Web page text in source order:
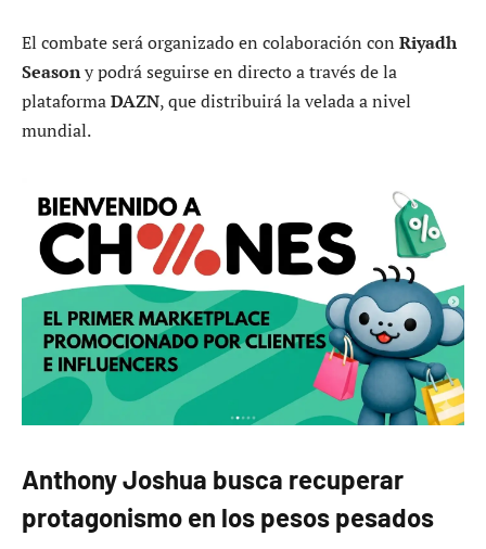
El combate será organizado en colaboración con Riyadh
Seasony podrá seguirse en directo a través de la
plataformaDAZN, que distribuirá la velada a nivel
mundial.
Anthony Joshua busca recuperar
protagonismo en los pesos pesados